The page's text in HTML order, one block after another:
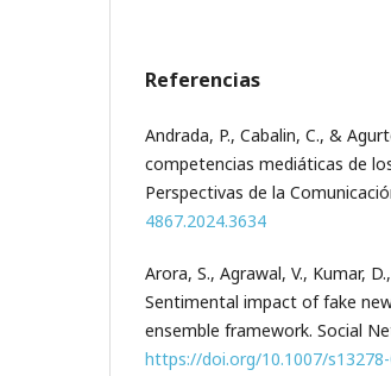
Referencias
Andrada, P., Cabalin, C., &
competencias mediáticas de
Perspectivas de la
4867.2024.3634
Arora, S., Agrawal, V., Kumar,
Sentimental impact of fake
ensemble framework. Social
https://doi.org/10.1007/